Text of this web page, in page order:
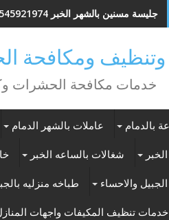
جليسة مسنين بالشهر الخبر 0545921974
ومكافحة
خدمات مكافحة الحشرات
بالدمام عاملات بالشهر الدمام
شغالات بالساعه الخبر
والاحساء طباخه منزليه
خدمات تنظيف المكيفات واجهات